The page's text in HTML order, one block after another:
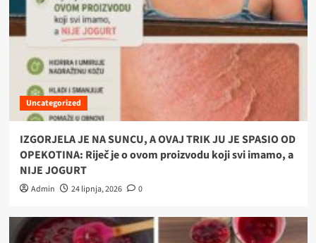
Uncategorized
IZGORJELA JE NA SUNCU, A OVAJ TRIK JU JE SPASIO OD
OPEKOTINA: Riječ je o ovom proizvodu koji svi imamo, a
NIJE JOGURT
Admin 24 lipnja, 2026 0